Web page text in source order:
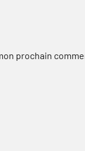
prochain